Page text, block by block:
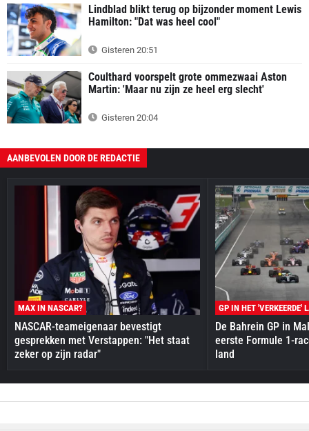
Lindblad blikt terug op bijzonder moment Lewis
Hamilton: "Dat was heel cool"
Gisteren 20:51
Coulthard voorspelt grote ommezwaai Aston
Martin: 'Maar nu zijn ze heel erg slecht'
Gisteren 20:04
AANBEVOLEN DOOR DE REDACTIE
MAX IN NASCAR?
NASCAR-teameigenaar bevestigt
gesprekken met Verstappen: "Het staat
zeker op zijn radar"
GP IN HET 'VERKEERDE'
De Bahrein GP in
eerste Formule 1-
land